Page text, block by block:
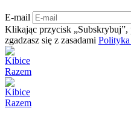
E-mail
Klikając przycisk „Subskrybuj”,
zgadzasz się z zasadami